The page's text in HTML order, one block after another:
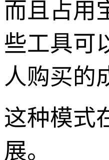
而且占用
些工具可
人购买的
这种模式
展。